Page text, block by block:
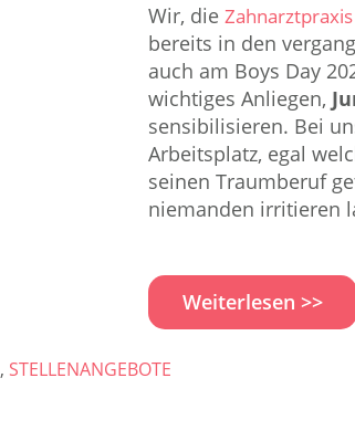
Wir, die
bereits in den
auch am Boys Day
wichtiges Anliegen,
sensibilisieren. Bei
Arbeitsplatz, egal
seinen Traumberuf
niemanden irritieren
Weiterlesen >>
, STELLENANGEBOTE